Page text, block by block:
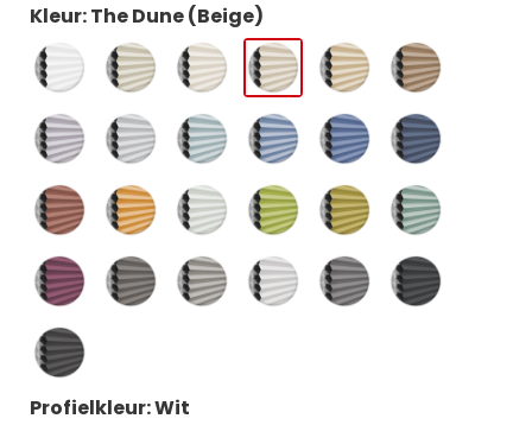
Kleur: The Dune (Beige)
Profielkleur: Wit